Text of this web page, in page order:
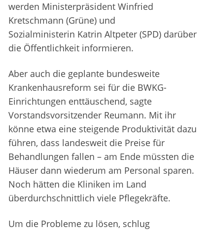
werden Ministerpräsident Winfried
Kretschmann (Grüne) und
Sozialministerin Katrin Altpeter (SPD) darüber
die Öffentlichkeit informieren.
Aber auch die geplante bundesweite
Krankenhausreform sei für die BWKG-
Einrichtungen enttäuschend, sagte
Vorstandsvorsitzender Reumann. Mit ihr
könne etwa eine steigende Produktivität dazu
führen, dass landesweit die Preise für
Behandlungen fallen – am Ende müssten die
Häuser dann wiederum am Personal sparen.
Noch hätten die Kliniken im Land
überdurchschnittlich viele Pflegekräfte.
Um die Probleme zu lösen, schlug